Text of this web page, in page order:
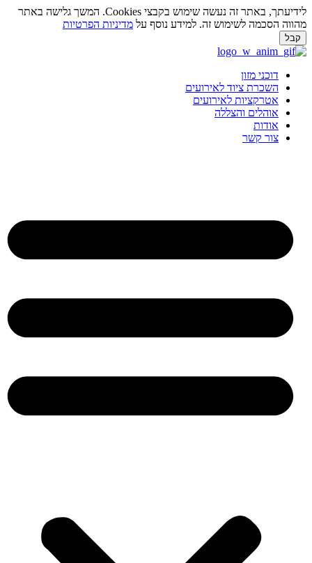
לידיעתך, באתר זה נעשה שימוש בקבצי Cookies. המשך גלישה באתר
הסכמה לשימוש זה. למידע נוסף עלמדיניות הפרטיות
קבל
דוכני מזון
השכרת ציוד לאירועים
אטרקציות לאירועים
אוהלים והצללה
אודות
צור קשר